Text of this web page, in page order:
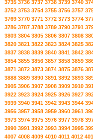
3735 3736 3737 3738 3739 3740
3752 3753 3754 3755 3756 3757
3769 3770 3771 3772 3773 3774
3786 3787 3788 3789 3790 3791
3803 3804 3805 3806 3807 3808
3820 3821 3822 3823 3824 3825
3837 3838 3839 3840 3841 3842
3854 3855 3856 3857 3858 3859
3871 3872 3873 3874 3875 3876
3888 3889 3890 3891 3892 3893
3905 3906 3907 3908 3909 3910
3922 3923 3924 3925 3926 3927
3939 3940 3941 3942 3943 3944
3956 3957 3958 3959 3960 3961
3973 3974 3975 3976 3977 3978
3990 3991 3992 3993 3994 3995
4007 4008 4009 4010 4011 4012